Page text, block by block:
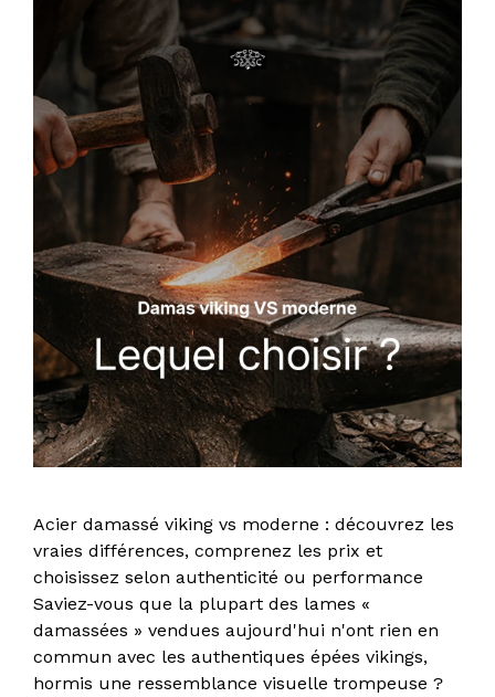
Acier damassé viking vs moderne : découvrez les
vraies différences, comprenez les prix et
choisissez selon authenticité ou performance
Saviez-vous que la plupart des lames «
damassées » vendues aujourd'hui n'ont rien en
commun avec les authentiques épées vikings,
hormis une ressemblance visuelle trompeuse ?